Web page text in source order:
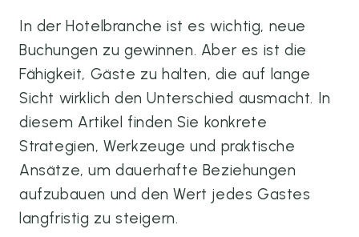
In der Hotelbranche ist es wichtig, neue
Buchungen zu gewinnen. Aber es ist die
Fähigkeit, Gäste zu halten, die auf lange
Sicht wirklich den Unterschied ausmacht. In
diesem Artikel finden Sie konkrete
Strategien, Werkzeuge und praktische
Ansätze, um dauerhafte Beziehungen
aufzubauen und den Wert jedes Gastes
langfristig zu steigern.